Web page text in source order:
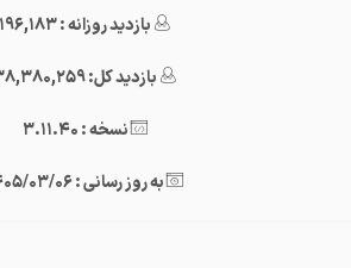
بازدید روزانه : 196,183
بازدید کل: 38,380,259
نسخه : 3.11.40
به روز رسانی : 1405/03/06